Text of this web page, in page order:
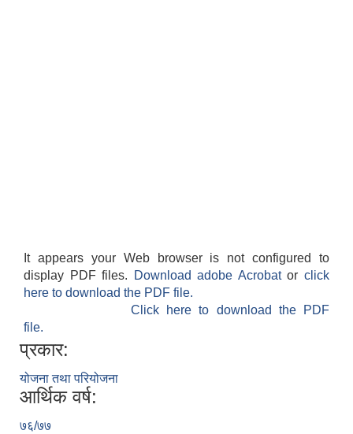
It appears your Web browser is not configured to
display PDF files.
Download adobe Acrobatorclick
here to download the PDF file.
Click here to download the PDF
file.
प्रकार:
योजना तथा परियोजना
आर्थिक वर्ष:
७६/७७